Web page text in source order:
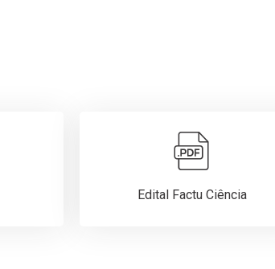
Edital Factu Ciência